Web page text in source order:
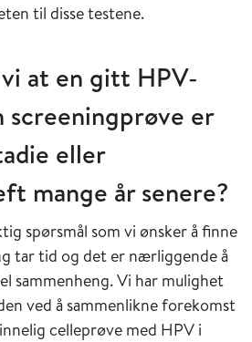
til disse testene.
at en gitt HPV-
screeningprøve er
eller
mange år senere?
spørsmål som vi ønsker å finne
tar tid og det er nærliggende å
sammenheng. Vi har mulighet
ved å sammenlikne forekomst
celleprøve med HPV i